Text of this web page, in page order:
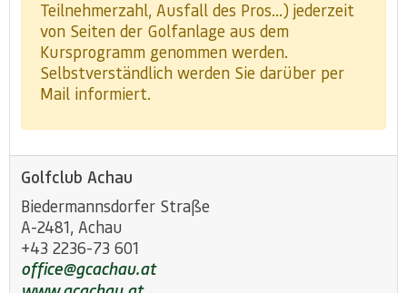
Teilnehmerzahl, Ausfall des Pros...) jederzeit
von Seiten der Golfanlage aus dem
Kursprogramm genommen werden.
Selbstverständlich werden Sie darüber per
Mail informiert.
Golfclub Achau
Biedermannsdorfer Straße
A-2481, Achau
+43 2236-73 601
office@gcachau.at